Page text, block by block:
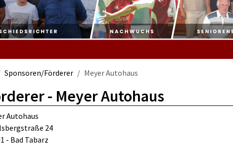
Sponsoren/Förderer Meyer Autohaus
- Meyer Autohaus
Autohaus
24
- Bad Tabarz